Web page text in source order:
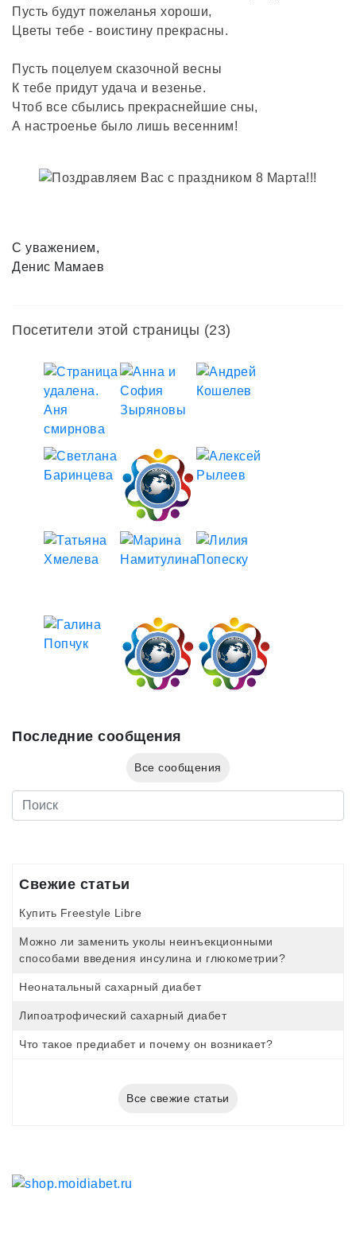
Пусть будут пожеланья хороши,
Цветы тебе - воистину прекрасны.
Пусть поцелуем сказочной весны
К тебе придут удача и везенье.
Чтоб все сбылись прекраснейшие сны,
А настроенье было лишь весенним!
С уважением,
Денис Мамаев
Посетители этой страницы (23)
Последние сообщения
Все сообщения
Свежие статьи
Купить Freestyle Libre
Можно ли заменить уколы неинъекционными
способами введения инсулина и глюкометрии?
Неонатальный сахарный диабет
Липоатрофический сахарный диабет
Что такое предиабет и почему он возникает?
Все свежие статьи